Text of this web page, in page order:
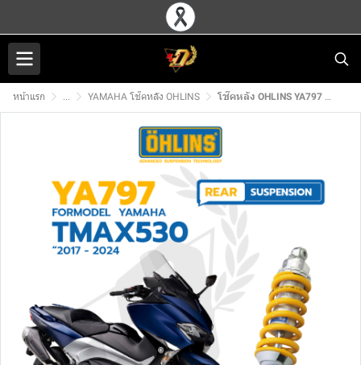
หน้าแรก ... YAMAHA โช๊คหลัง OHLINS โช๊คหลัง OHLINS YA797 สำหรับ T-MAX530 (17-24)